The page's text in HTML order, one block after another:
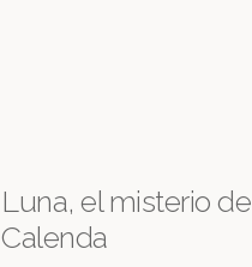
Luna, el misterio de
Calenda